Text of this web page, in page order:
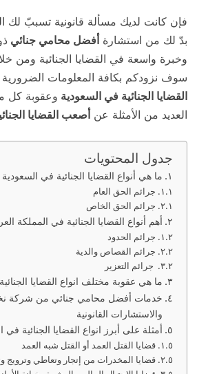
فإن كانت لديك مسألة قانونية تسببّ لك
بدّ لك من استشارةأفضل محامي جنائي
وخبرة واسعة في القضايا الجنائية ومن
سوف نزودكم بكافة المعلومات
القضايا الجنائية في السعودية وعقوبة كل
العديد من الأمثلة عنأصعب القضايا
جدول المحتويات
ما هي أنواع القضايا الجنائية في
جرائم الحق العام
جرائم الحق الخاص
أهم أنواع القضايا الجنائية في المملكة
جرائم الحدود
جرائم القصاص والدية
جرائم التعزير
ما هي عقوبة مختلف انواع القضايا
خدمات أفضل محامي جنائي من شركة
والاستشارات القانونية
أمثلة على أبرز انواع القضايا الجنائية في
قضايا القتل العمد أو القتل شبه العمد
قضايا المخدرات من إتجار وتعاطي وترويج